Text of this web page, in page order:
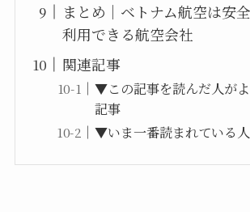
まとめ｜ベトナム航空は安
利用できる航空会社
関連記事
▼この記事を読んだ人が
記事
▼いま一番読まれている